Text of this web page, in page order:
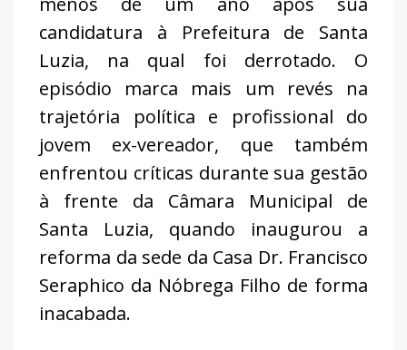
candidatura à Prefeitura de Santa
Luzia, na qual foi derrotado. O
episódio marca mais um revés na
trajetória política e profissional do
jovem ex-vereador, que também
enfrentou críticas durante sua gestão
à frente da Câmara Municipal de
Santa Luzia, quando inaugurou a
reforma da sede da Casa Dr. Francisco
Seraphico da Nóbrega Filho de forma
inacabada.